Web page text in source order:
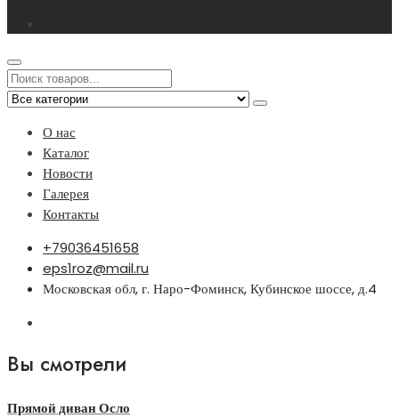
О нас
Каталог
Новости
Галерея
Контакты
+79036451658
eps1roz@mail.ru
Московская обл, г. Наро-Фоминск, Кубинское шоссе, д.4
Вы смотрели
Прямой диван Осло